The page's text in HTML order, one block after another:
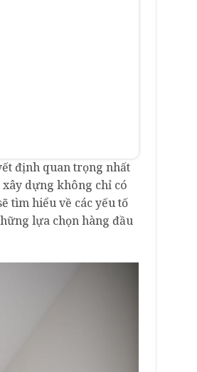
định quan trọng nhất
dựng không chỉ có
tìm hiểu về các yếu tố
lựa chọn hàng đầu